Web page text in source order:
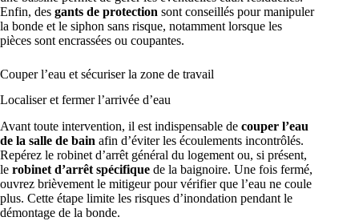
Enfin, des gants de protection sont conseillés pour manipuler
la bonde et le siphon sans risque, notamment lorsque les
pièces sont encrassées ou coupantes.
Couper l’eau et sécuriser la zone de travail
Localiser et fermer l’arrivée d’eau
Avant toute intervention, il est indispensable de couper l’eau
de la salle de bain afin d’éviter les écoulements incontrôlés.
Repérez le robinet d’arrêt général du logement ou, si présent,
le robinet d’arrêt spécifique de la baignoire. Une fois fermé,
ouvrez brièvement le mitigeur pour vérifier que l’eau ne coule
plus. Cette étape limite les risques d’inondation pendant le
démontage de la bonde.